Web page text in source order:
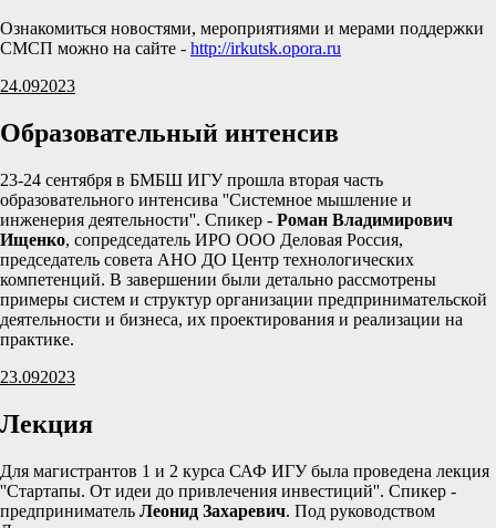
Ознакомиться новостями, мероприятиями и мерами поддержки
СМСП можно на сайте - http://irkutsk.opora.ru
24.092023
Образовательный интенсив
23-24 сентября в БМБШ ИГУ прошла вторая часть
образовательного интенсива ''Системное мышление и
инженерия деятельности''. Спикер - Роман Владимирович
Ищенко, сопредседатель ИРО ООО Деловая Россия,
председатель совета АНО ДО Центр технологических
компетенций. В завершении были детально рассмотрены
примеры систем и структур организации предпринимательской
деятельности и бизнеса, их проектирования и реализации на
практике.
23.092023
Лекция
Для магистрантов 1 и 2 курса САФ ИГУ была проведена лекция
''Стартапы. От идеи до привлечения инвестиций''. Спикер -
предприниматель Леонид Захаревич. Под руководством